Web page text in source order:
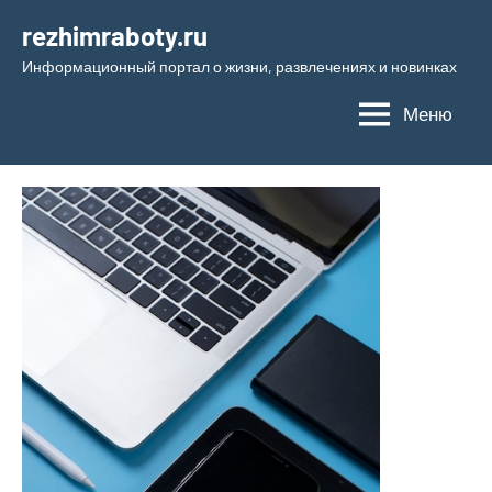
содержимому
rezhimraboty.ru
Информационный портал о жизни, развлечениях и новинках
Меню